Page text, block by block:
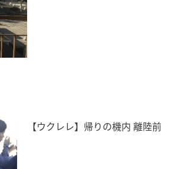
【ウクレレ】帰りの機内 離陸前